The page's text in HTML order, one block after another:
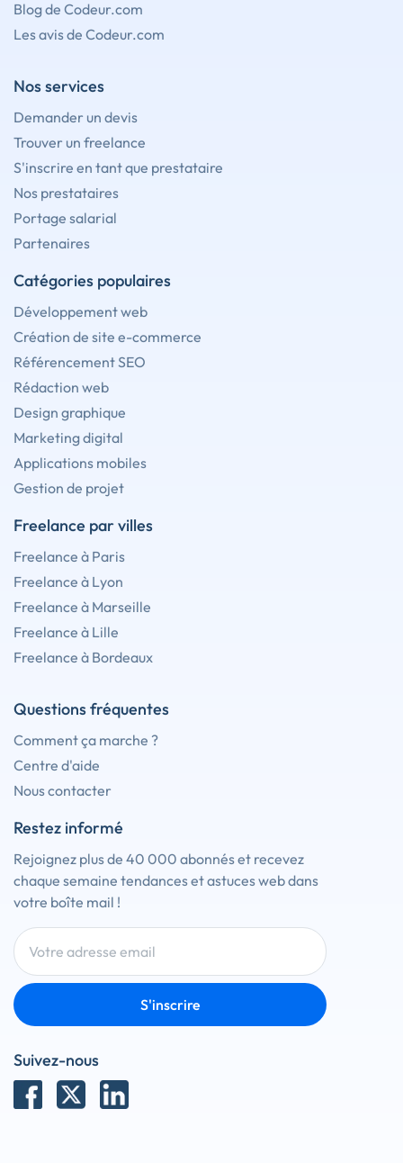
Blog de Codeur.com
Les avis de Codeur.com
Nos services
Demander un devis
Trouver un freelance
S'inscrire en tant que prestataire
Nos prestataires
Portage salarial
Partenaires
Catégories populaires
Développement web
Création de site e-commerce
Référencement SEO
Rédaction web
Design graphique
Marketing digital
Applications mobiles
Gestion de projet
Freelance par villes
Freelance à Paris
Freelance à Lyon
Freelance à Marseille
Freelance à Lille
Freelance à Bordeaux
Questions fréquentes
Comment ça marche ?
Centre d'aide
Nous contacter
Restez informé
Rejoignez plus de 40 000 abonnés et recevez
chaque semaine tendances et astuces web dans
votre boîte mail !
S'inscrire
Suivez-nous